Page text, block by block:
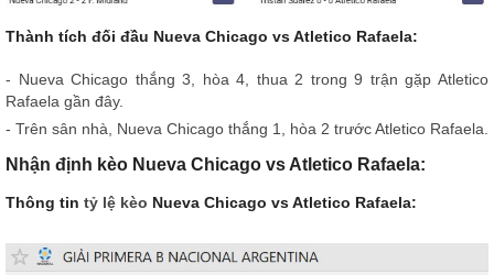
Thành tích đối đầu Nueva Chicago vs Atletico Rafaela:
- Nueva Chicago thắng 3, hòa 4, thua 2 trong 9 trận gặp Atletico
Rafaela gần đây.
- Trên sân nhà, Nueva Chicago thắng 1, hòa 2 trước Atletico Rafaela.
Nhận định kèo Nueva Chicago vs Atletico Rafaela:
Thông tin tỷ lệ kèo Nueva Chicago vs Atletico Rafaela: